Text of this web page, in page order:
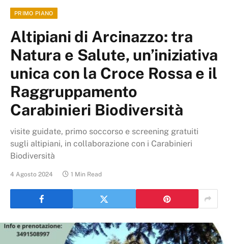
PRIMO PIANO
Altipiani di Arcinazzo: tra
Natura e Salute, un’iniziativa
unica con la Croce Rossa e il
Raggruppamento
Carabinieri Biodiversità
visite guidate, primo soccorso e screening gratuiti
sugli altipiani, in collaborazione con i Carabinieri
Biodiversità
4 Agosto 2024 1 Min Read